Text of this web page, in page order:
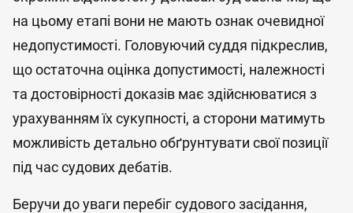
на цьому етапі вони не мають ознак очевидної
недопустимості. Головуючий суддя підкреслив,
що остаточна оцінка допустимості, належності
та достовірності доказів має здійснюватися з
урахуванням їх сукупності, а сторони матимуть
можливість детально обґрунтувати свої позиції
під час судових дебатів.
Беручи до уваги перебіг судового засідання,